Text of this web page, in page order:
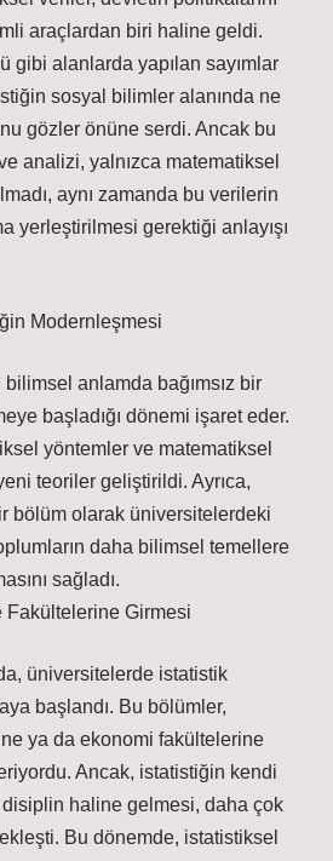
araçlardan biri haline geldi.
gibi alanlarda yapılan sayımlar
sosyal bilimler alanında ne
gözler önüne serdi. Ancak bu
analizi, yalnızca matematiksel
aynı zamanda bu verilerin
yerleştirilmesi gerektiği anlayışı
Modernleşmesi
anlamda bağımsız bir
başladığı dönemi işaret eder.
yöntemler ve matematiksel
teoriler geliştirildi. Ayrıca,
bölüm olarak üniversitelerdeki
daha bilimsel temellere
sağladı.
Fakültelerine Girmesi
üniversitelerde istatistik
başlandı. Bu bölümler,
ya da ekonomi fakültelerine
Ancak, istatistiğin kendi
disiplin haline gelmesi, daha çok
Bu dönemde, istatistiksel